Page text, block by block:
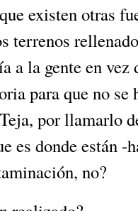
existen otras
terrenos
a la gente en vez
para que no
por llamarlo
es donde están -
no?